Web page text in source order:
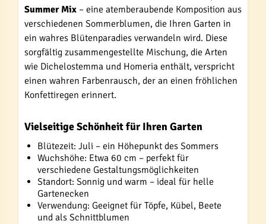
Summer Mix – eine atemberaubende Komposition aus
verschiedenen Sommerblumen, die Ihren Garten in
ein wahres Blütenparadies verwandeln wird. Diese
sorgfältig zusammengestellte Mischung, die Arten
wie Dichelostemma und Homeria enthält, verspricht
einen wahren Farbenrausch, der an einen fröhlichen
Konfettiregen erinnert.
Vielseitige Schönheit für Ihren Garten
Blütezeit: Juli – ein Höhepunkt des Sommers
Wuchshöhe: Etwa 60 cm – perfekt für
verschiedene Gestaltungsmöglichkeiten
Standort: Sonnig und warm – ideal für helle
Gartenecken
Verwendung: Geeignet für Töpfe, Kübel, Beete
und als Schnittblumen